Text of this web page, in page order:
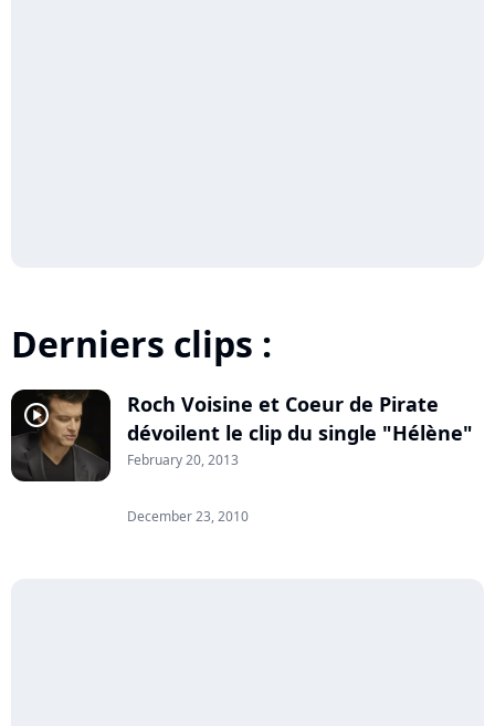
Derniers clips :
player2
Roch Voisine et Coeur de Pirate
dévoilent le clip du single "Hélène"
February 20, 2013
December 23, 2010